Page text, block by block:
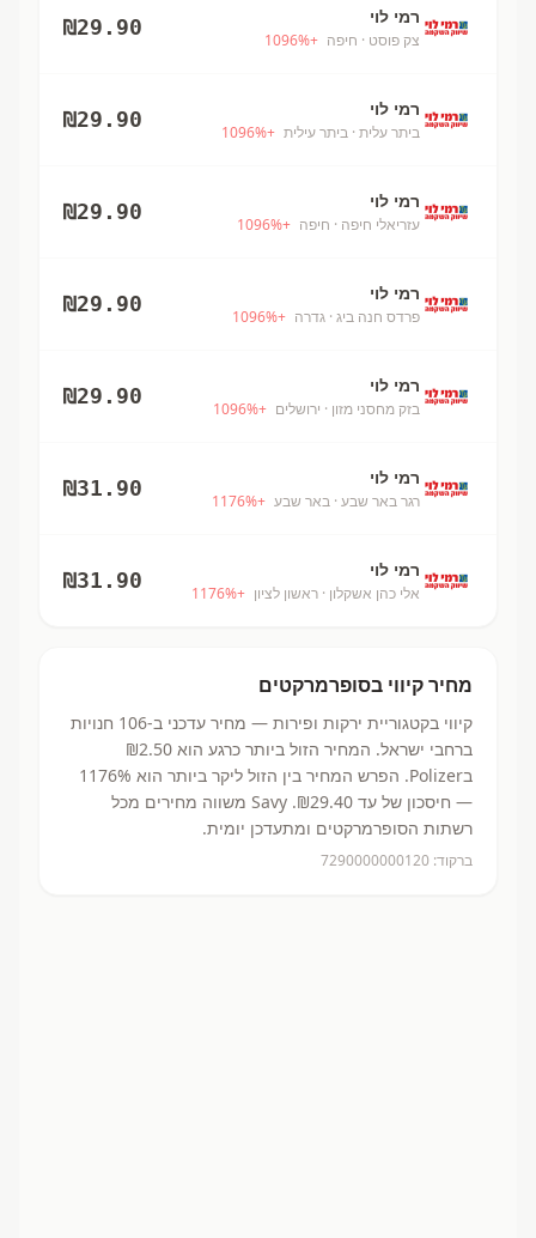
רמי לוי
צק פוסט · חיפה +
1096%
₪29.90
רמי לוי
ביתר עלית · ביתר עילית +
1096%
₪29.90
רמי לוי
עזריאלי חיפה · חיפה +
1096%
₪29.90
רמי לוי
פרדס חנה ביג · גדרה +
1096%
₪29.90
רמי לוי
בזק מחסני מזון · ירושלים +
1096%
₪29.90
רמי לוי
רגר באר שבע · באר שבע +
1176%
₪31.90
רמי לוי
אלי כהן אשקלון · ראשון לציון +
1176%
₪31.90
מחיר קיווי בסופרמרקטים
קיווי בקטגוריית ירקות ופירות — מחיר עדכני ב-106 חנויות
ברחבי ישראל. המחיר הזול ביותר כרגע הוא ₪2.50
בPolizer.
הפרש המחיר בין הזול ליקר ביותר הוא 1176%
— חיסכון של עד ₪29.40.
Savy משווה מחירים מכל
רשתות הסופרמרקטים ומתעדכן יומית.
ברקוד: 7290000000120